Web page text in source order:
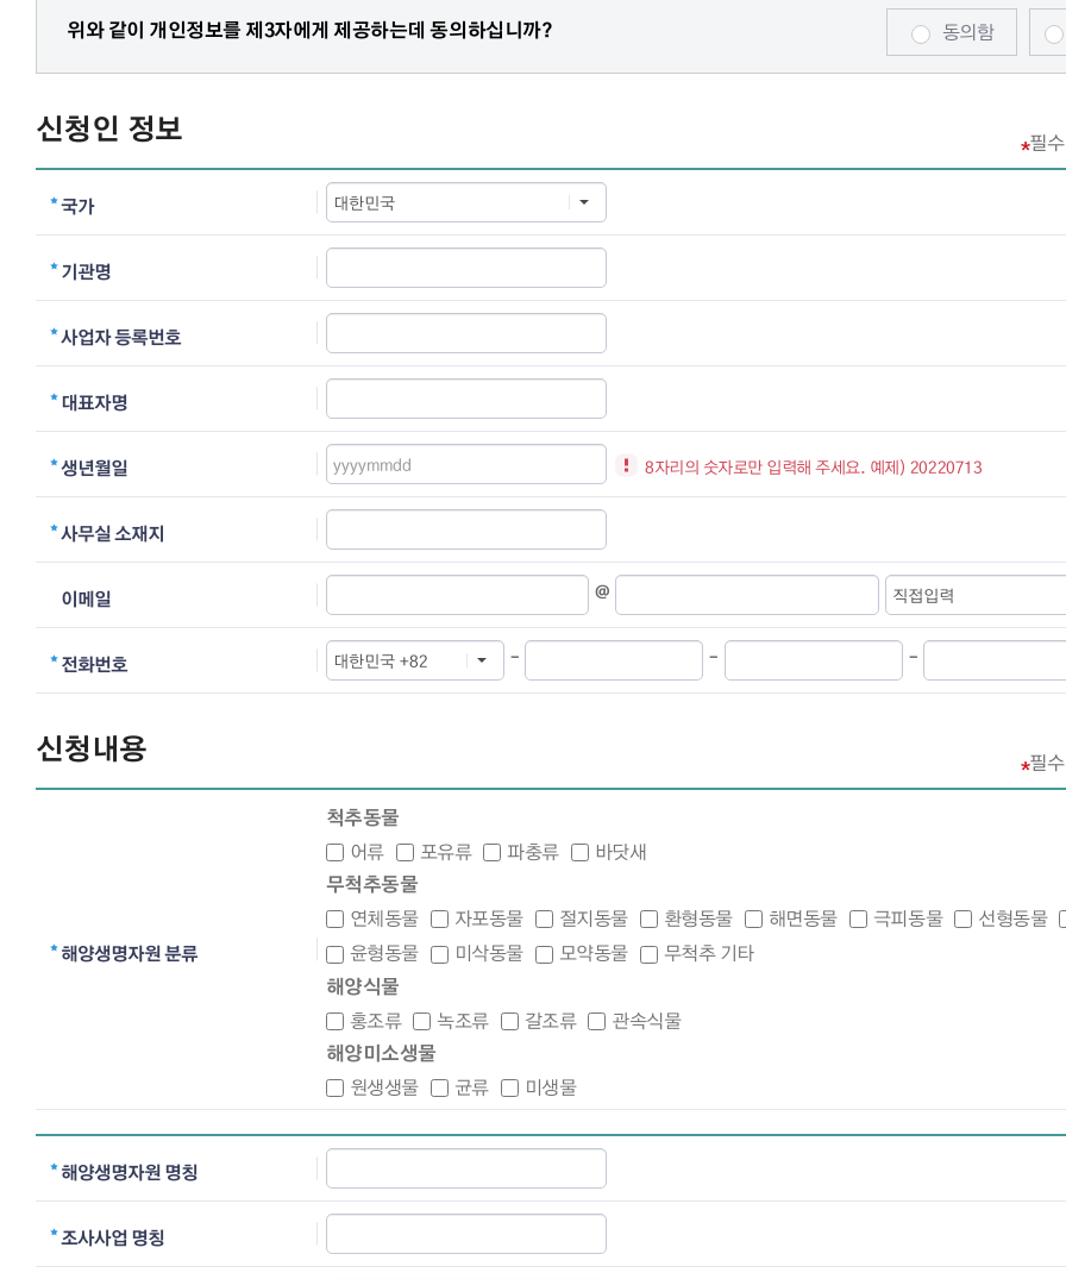
그러나 동의를 거부할 경우 심사를 진행할 수 없습니다.
위와 같이 개인정보를 제3자에게 제공하는데 동의하십니까? 동의함
신청인 정보 필
국가
기관명
사업자 등록번호
대표자명
생년월일 8자리의 숫자로만 입력해 주세요. 예제) 20220713
사무실 소재지
이메일 @
전화번호 - - -
신청내용 필
해양생명자원 분류
척추동물
어류 포유류 파충류 바닷새
무척추동물
연체동물 자포동물 절지동물 환형동물 해면동물 극피동물 선형동물
윤형동물
미삭동물 모약동물 무척추 기타
해양식물
홍조류 녹조류 갈조류 관속식물
해양미소생물
원생생물 균류 미생물
해양생명자원 명칭
조사사업 명칭